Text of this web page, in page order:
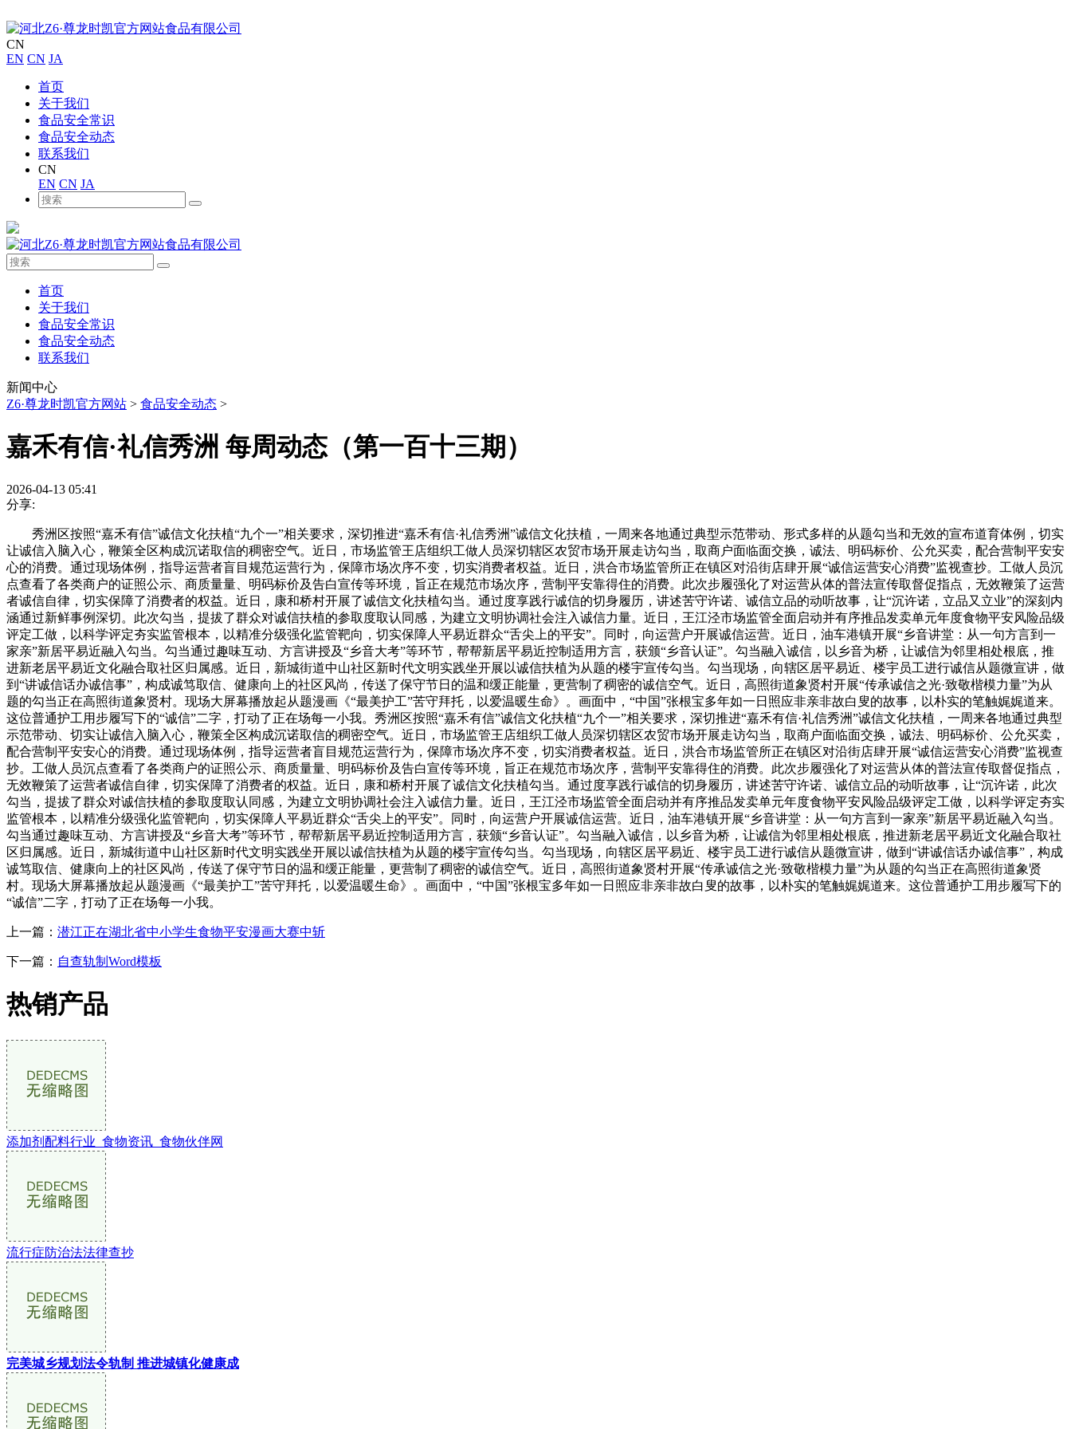
CN
EN CN JA
首页
关于我们
食品安全常识
食品安全动态
联系我们
CN
EN CN JA
首页
关于我们
食品安全常识
食品安全动态
联系我们
新闻中心
Z6·尊龙时凯官方网站 > 食品安全动态 >
嘉禾有信·礼信秀洲 每周动态（第一百十三期）
2026-04-13 05:41
分享:
秀洲区按照“嘉禾有信”诚信文化扶植“九个一”相关要求，深切推进“嘉禾有信·礼信秀洲”诚信文化扶植，一周来各地通过典型示范带动、形式多样的从题勾当和无效的宣布道育体例，切实
让诚信入脑入心，鞭策全区构成沉诺取信的稠密空气。近日，市场监管王店组织工做人员深切辖区农贸市场开展走访勾当，取商户面临面交换，诚法、明码标价、公允买卖，配合营制平安安
心的消费。通过现场体例，指导运营者盲目规范运营行为，保障市场次序不变，切实消费者权益。近日，洪合市场监管所正在镇区对沿街店肆开展“诚信运营安心消费”监视查抄。工做人员沉
点查看了各类商户的证照公示、商质量量、明码标价及告白宣传等环境，旨正在规范市场次序，营制平安靠得住的消费。此次步履强化了对运营从体的普法宣传取督促指点，无效鞭策了运营
者诚信自律，切实保障了消费者的权益。近日，康和桥村开展了诚信文化扶植勾当。通过度享践行诚信的切身履历，讲述苦守许诺、诚信立品的动听故事，让“沉许诺，立品又立业”的深刻内
涵通过新鲜事例深切。此次勾当，提拔了群众对诚信扶植的参取度取认同感，为建立文明协调社会注入诚信力量。近日，王江泾市场监管全面启动并有序推品发卖单元年度食物平安风险品级
评定工做，以科学评定夯实监管根本，以精准分级强化监管靶向，切实保障人平易近群众“舌尖上的平安”。同时，向运营户开展诚信运营。近日，油车港镇开展“乡音讲堂：从一句方言到一
家亲”新居平易近融入勾当。勾当通过趣味互动、方言讲授及“乡音大考”等环节，帮帮新居平易近控制适用方言，获颁“乡音认证”。勾当融入诚信，以乡音为桥，让诚信为邻里相处根底，推
进新老居平易近文化融合取社区归属感。近日，新城街道中山社区新时代文明实践坐开展以诚信扶植为从题的楼宇宣传勾当。勾当现场，向辖区居平易近、楼宇员工进行诚信从题微宣讲，做
到“讲诚信话办诚信事”，构成诚笃取信、健康向上的社区风尚，传送了保守节日的温和缓正能量，更营制了稠密的诚信空气。近日，高照街道象贤村开展“传承诚信之光·致敬楷模力量”为从
题的勾当正在高照街道象贤村。现场大屏幕播放起从题漫画《“最美护工”苦守拜托，以爱温暖生命》。画面中，“中国”张根宝多年如一日照应非亲非故白叟的故事，以朴实的笔触娓娓道来。
这位普通护工用步履写下的“诚信”二字，打动了正在场每一小我。秀洲区按照“嘉禾有信”诚信文化扶植“九个一”相关要求，深切推进“嘉禾有信·礼信秀洲”诚信文化扶植，一周来各地通过典型
示范带动、切实让诚信入脑入心，鞭策全区构成沉诺取信的稠密空气。近日，市场监管王店组织工做人员深切辖区农贸市场开展走访勾当，取商户面临面交换，诚法、明码标价、公允买卖，
配合营制平安安心的消费。通过现场体例，指导运营者盲目规范运营行为，保障市场次序不变，切实消费者权益。近日，洪合市场监管所正在镇区对沿街店肆开展“诚信运营安心消费”监视查
抄。工做人员沉点查看了各类商户的证照公示、商质量量、明码标价及告白宣传等环境，旨正在规范市场次序，营制平安靠得住的消费。此次步履强化了对运营从体的普法宣传取督促指点，
无效鞭策了运营者诚信自律，切实保障了消费者的权益。近日，康和桥村开展了诚信文化扶植勾当。通过度享践行诚信的切身履历，讲述苦守许诺、诚信立品的动听故事，让“沉许诺，此次
勾当，提拔了群众对诚信扶植的参取度取认同感，为建立文明协调社会注入诚信力量。近日，王江泾市场监管全面启动并有序推品发卖单元年度食物平安风险品级评定工做，以科学评定夯实
监管根本，以精准分级强化监管靶向，切实保障人平易近群众“舌尖上的平安”。同时，向运营户开展诚信运营。近日，油车港镇开展“乡音讲堂：从一句方言到一家亲”新居平易近融入勾当。
勾当通过趣味互动、方言讲授及“乡音大考”等环节，帮帮新居平易近控制适用方言，获颁“乡音认证”。勾当融入诚信，以乡音为桥，让诚信为邻里相处根底，推进新老居平易近文化融合取社
区归属感。近日，新城街道中山社区新时代文明实践坐开展以诚信扶植为从题的楼宇宣传勾当。勾当现场，向辖区居平易近、楼宇员工进行诚信从题微宣讲，做到“讲诚信话办诚信事”，构成
诚笃取信、健康向上的社区风尚，传送了保守节日的温和缓正能量，更营制了稠密的诚信空气。近日，高照街道象贤村开展“传承诚信之光·致敬楷模力量”为从题的勾当正在高照街道象贤
村。现场大屏幕播放起从题漫画《“最美护工”苦守拜托，以爱温暖生命》。画面中，“中国”张根宝多年如一日照应非亲非故白叟的故事，以朴实的笔触娓娓道来。这位普通护工用步履写下的
“诚信”二字，打动了正在场每一小我。
上一篇： 潜江正在湖北省中小学生食物平安漫画大赛中斩
下一篇： 自查轨制Word模板
热销产品
添加剂配料行业_食物资讯_食物伙伴网
流行症防治法法律查抄
完美城乡规划法令轨制 推进城镇化健康成